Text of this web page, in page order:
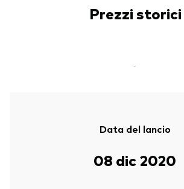
Prezzi storici
-
Data del lancio
08 dic 2020